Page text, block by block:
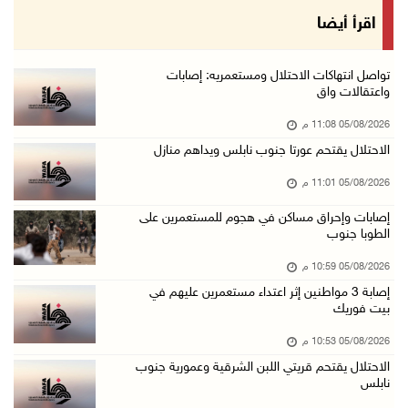
الرئيس يقلد عائلة القائد الوطني الراحل أحمد ع ...
باسم الرئيس: وزير الداخلية يمنح العميد جيسون ...
الاحتلال يقتحم كفر مالك ودير جرير ومستعمرون ي ...
"التربية" تخرج الفوج الأول من مدربي المعلمين ...
05/آب/2026 06:44 م
الهلال الأحمر: 8 إصابات إثر اعتداء الاحتلال ...
مخطط استعماري جديد في "جيلو" يهدد بعزل القدس ...
05/آب/2026 06:10 م
اقرأ أيضا
تواصل انتهاكات الاحتلال ومستعمريه: إصابات
واعتقالات واق
05/08/2026 11:08 م
الاحتلال يقتحم عورتا جنوب نابلس ويداهم منازل
05/08/2026 11:01 م
إصابات وإحراق مساكن في هجوم للمستعمرين على
الطوبا جنوب
05/08/2026 10:59 م
إصابة 3 مواطنين إثر اعتداء مستعمرين عليهم في
بيت فوريك
05/08/2026 10:53 م
الاحتلال يقتحم قريتي اللبن الشرقية وعمورية جنوب
نابلس